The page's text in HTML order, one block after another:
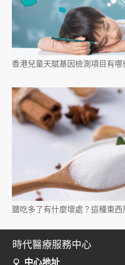
香港兒童天賦基因檢測項目有
鹽吃多了有什麼壞處？這種東西
時代醫療服務中心
中心地址